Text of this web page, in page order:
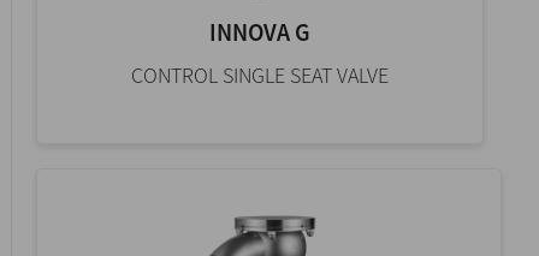
INNOVA G
CONTROL SINGLE SEAT VALVE